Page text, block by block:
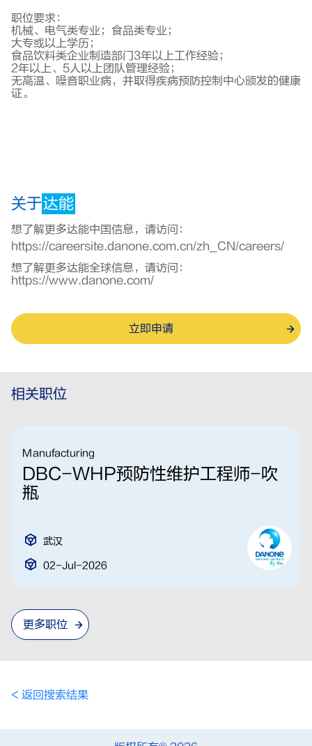
职位要求：
机械、电气类专业；食品类专业；
大专或以上学历；
食品饮料类企业制造部门3年以上工作经验；
2年以上、5人以上团队管理经验；
无高温、噪音职业病，并取得疾病预防控制中心颁发的健康
证。
关于达能
想了解更多达能中国信息，请访问：
https://careersite.danone.com.cn/zh_CN/careers/
想了解更多达能全球信息，请访问：
https://www.danone.com/
立即申请
相关职位
Manufacturing
DBC-WHP预防性维护工程师-吹
瓶
武汉
02-Jul-2026
更多职位
< 返回搜索结果